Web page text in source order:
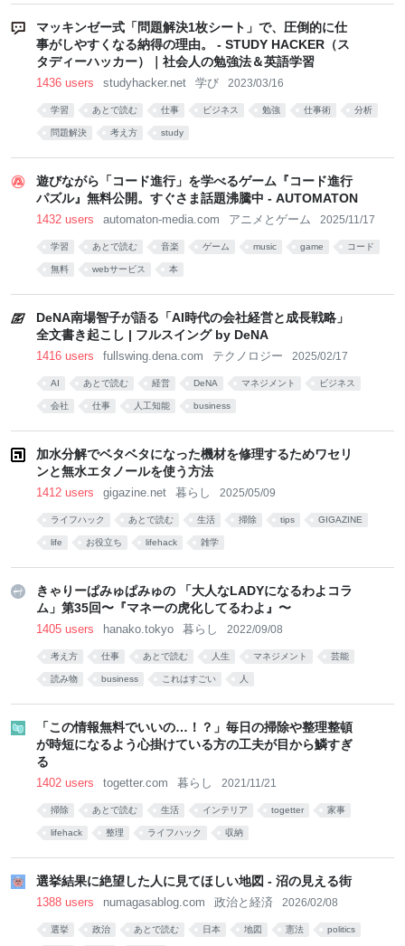
マッキンゼー式「問題解決1枚シート」で、圧倒的に仕
事がしやすくなる納得の理由。 - STUDY HACKER（ス
タディーハッカー）｜社会人の勉強法＆英語学習
1436 users studyhacker.net 学び 2023/03/16
学習 あとで読む 仕事 ビジネス 勉強 仕事術 分析
問題解決 考え方 study
遊びながら「コード進行」を学べるゲーム『コード進行
パズル』無料公開。すぐさま話題沸騰中 - AUTOMATON
1432 users automaton-media.com アニメとゲーム 2025/11/17
学習 あとで読む 音楽 ゲーム music game コード
無料 webサービス 本
DeNA南場智子が語る「AI時代の会社経営と成長戦略」
全文書き起こし | フルスイング by DeNA
1416 users fullswing.dena.com テクノロジー 2025/02/17
AI あとで読む 経営 DeNA マネジメント ビジネス
会社 仕事 人工知能 business
加水分解でベタベタになった機材を修理するためワセリ
ンと無水エタノールを使う方法
1412 users gigazine.net 暮らし 2025/05/09
ライフハック あとで読む 生活 掃除 tips GIGAZINE
life お役立ち lifehack 雑学
きゃりーぱみゅぱみゅの 「大人なLADYになるわよコラ
ム」第35回〜『マネーの虎化してるわよ』〜
1405 users hanako.tokyo 暮らし 2022/09/08
考え方 仕事 あとで読む 人生 マネジメント 芸能
読み物 business これはすごい 人
「この情報無料でいいの…！？」毎日の掃除や整理整頓
が時短になるよう心掛けている方の工夫が目から鱗すぎ
る
1402 users togetter.com 暮らし 2021/11/21
掃除 あとで読む 生活 インテリア togetter 家事
lifehack 整理 ライフハック 収納
選挙結果に絶望した人に見てほしい地図 - 沼の見える街
1388 users numagasablog.com 政治と経済 2026/02/08
選挙 政治 あとで読む 日本 地図 憲法 politics